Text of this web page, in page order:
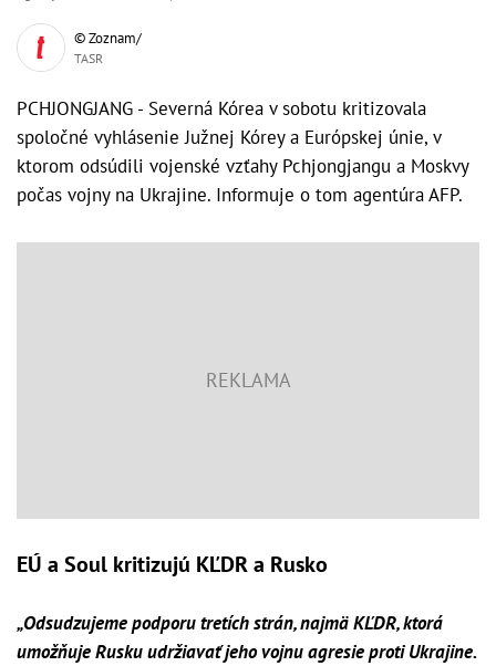
© Zoznam/
TASR
PCHJONGJANG - Severná Kórea v sobotu kritizovala
spoločné vyhlásenie Južnej Kórey a Európskej únie, v
ktorom odsúdili vojenské vzťahy Pchjongjangu a Moskvy
počas vojny na Ukrajine. Informuje o tom agentúra AFP.
EÚ a Soul kritizujú KĽDR a Rusko
„Odsudzujeme podporu tretích strán, najmä KĽDR, ktorá
umožňuje Rusku udržiavať jeho vojnu agresie proti Ukrajine.